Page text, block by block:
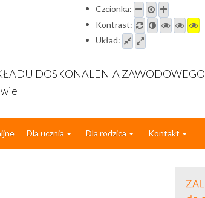
Czcionka:
Kontrast:
Układ:
DOSKONALENIA ZAWODOWEGO
Dla ucznia Dla rodzica Kontakt